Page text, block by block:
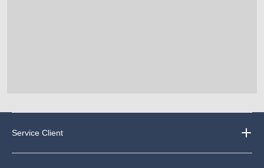
Service Client